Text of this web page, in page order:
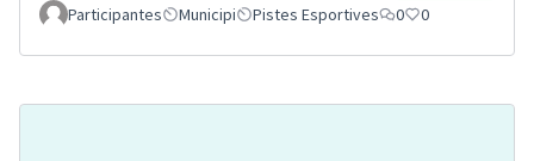
Participantes
Municipi Pistes Esportives 0 0